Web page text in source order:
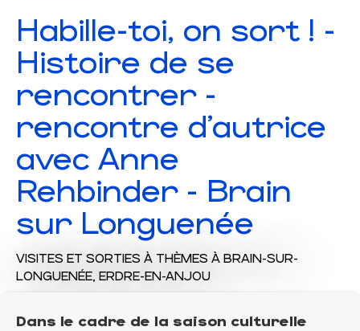
Habille-toi, on sort ! -
Histoire de se
rencontrer -
rencontre d'autrice
avec Anne
Rehbinder - Brain
sur Longuenée
VISITES ET SORTIES À THÈMES À BRAIN-SUR-
LONGUENÉE, ERDRE-EN-ANJOU
Dans le cadre de la saison culturelle